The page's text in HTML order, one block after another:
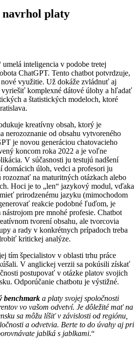
navrhol platy
umelá inteligencia v podobe tretej
ChatGPT. Tento chatbot potvrdzuje,
využitie. Už dokáže zvládnuť aj
vyriešiť komplexné dátové úlohy a hľadať
a štatistických modeloch, ktoré
kreatívny obsah, ktorý je
nerozoznanie od obsahu vytvoreného
je novou generáciou chatovacieho
koncom roka 2022 a je voľne
V súčasnosti ju testujú nadšení
domácich úloh, vedci a profesori ju
rozoznať na maturitných otázkach alebo
Hoci je to „len“ jazykový modul, vďaka
prirodzenému jazyku (mimochodom
reakcie podobné ľuďom, je
pre mnohé profesie. Chatbot
tvorení obsahu, ale tvorcovia
a rady v konkrétnych prípadoch treba
kritickej analýze.
tím špecialistov v oblasti trhu práce
V anglickej verzii sa pokúsili získať
postupovať v otázke platov svojich
Odporúčanie chatbotu je výstižné.
benchmark a platy svojej spoločnosti
vo vašom odvetví. Je dôležité mať na
sa môžu líšiť v závislosti od regiónu,
a odvetvia. Berte to do úvahy aj pri
jablká s jablkami.“